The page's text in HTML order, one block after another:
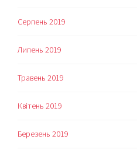
Серпень 2019
Липень 2019
Травень 2019
Квітень 2019
Березень 2019